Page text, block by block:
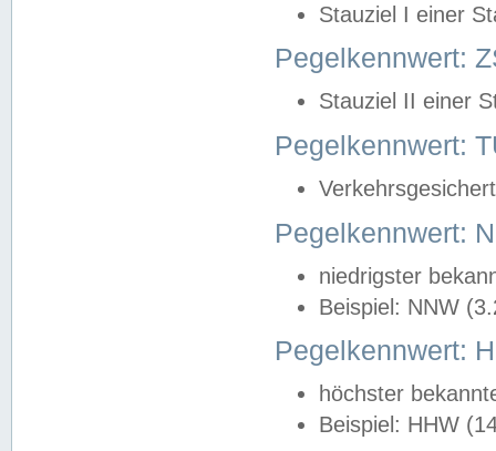
Stauziel I einer
Pegelkennwert:
Stauziel II einer
Pegelkennwert:
Pegelkennwert:
niedrigster
Beispiel: NNW
Pegelkennwert:
höchster
Beispiel: HHW